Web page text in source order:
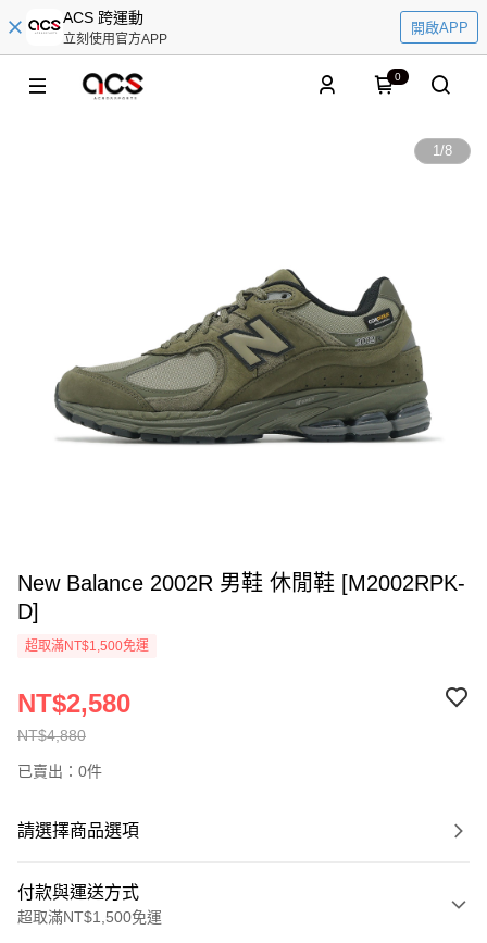
ACS 跨運動
立刻使用官方APP
開啟APP
0
1/8
New Balance 2002R 男鞋 休閒鞋 [M2002RPK-
D]
超取滿NT$1,500免運
NT$4,880
NT$2,580
已賣出：0件
請選擇商品選項
付款與運送方式
超取滿NT$1,500免運